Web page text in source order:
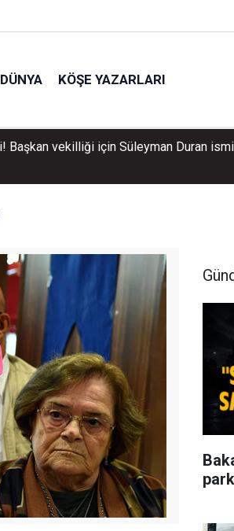
DÜNYA KÖŞE YAZARLARI
Başkan vekilliği için Süleyman Duran ismi